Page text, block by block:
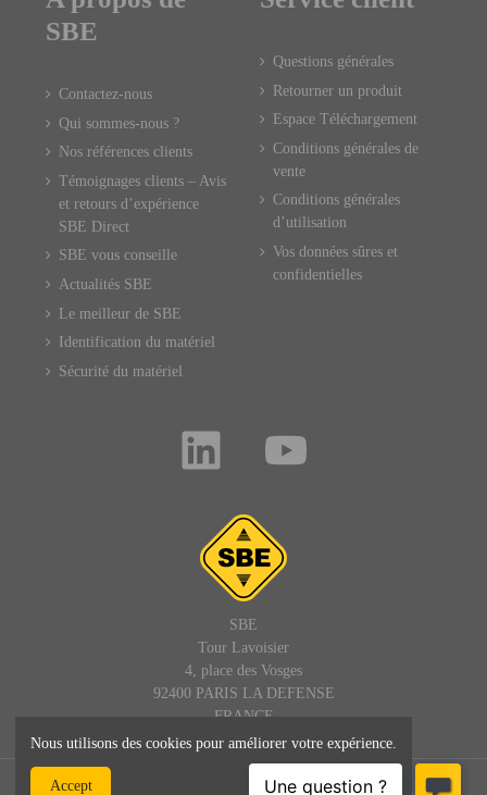
SBE
Contactez-nous
Qui sommes-nous ?
Nos références clients
Témoignages clients – Avis
et retours d’expérience
SBE Direct
SBE vous conseille
Actualités SBE
Le meilleur de SBE
Identification du matériel
Sécurité du matériel
Questions générales
Retourner un produit
Espace Téléchargement
Conditions générales de
vente
Conditions générales
d’utilisation
Vos données sûres et
confidentielles
SBE
Tour Lavoisier
4, place des Vosges
92400 PARIS LA DEFENSE
FRANCE
© SBE - 1992 - 2025 – Tous droits réservés : site, textes et images -
Nous utilisons des cookies pour améliorer votre expérience.
Accept